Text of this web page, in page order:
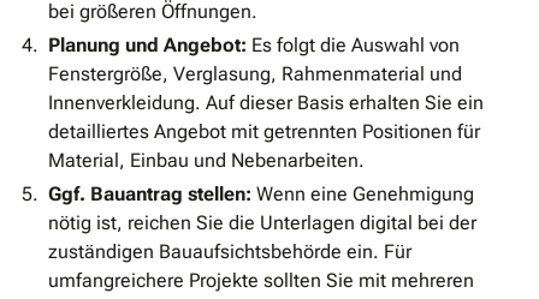
bei größeren Öffnungen.
Planung und Angebot: Es folgt die Auswahl von
Fenstergröße, Verglasung, Rahmenmaterial und
Innenverkleidung. Auf dieser Basis erhalten Sie ein
detailliertes Angebot mit getrennten Positionen für
Material, Einbau und Nebenarbeiten.
Ggf. Bauantrag stellen: Wenn eine Genehmigung
nötig ist, reichen Sie die Unterlagen digital bei der
zuständigen Bauaufsichtsbehörde ein. Für
umfangreichere Projekte sollten Sie mit mehreren